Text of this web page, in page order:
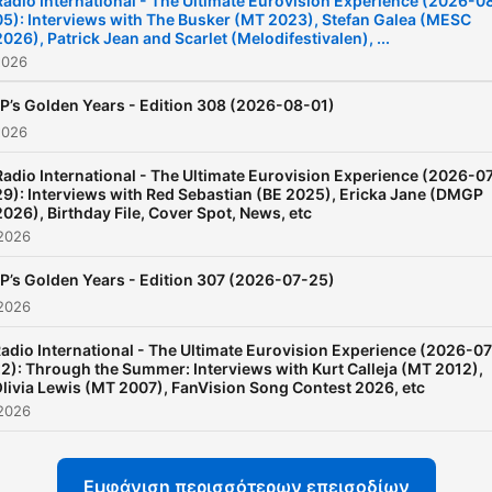
Interviews with The Busker (MT 2023), Stefan Galea (MESC
Patrick Jean and Scarlet (Melodifestivalen), ...
Golden Years - Edition 308 (2026-08-01)
International - The Ultimate Eurovision Experience (2026-
Interviews with Red Sebastian (BE 2025), Ericka Jane (DMGP
Birthday File, Cover Spot, News, etc
Golden Years - Edition 307 (2026-07-25)
International - The Ultimate Eurovision Experience (2026-
Through the Summer: Interviews with Kurt Calleja (MT 2012),
Lewis (MT 2007), FanVision Song Contest 2026, etc
Εμφάνιση περισσότερων επεισοδίων